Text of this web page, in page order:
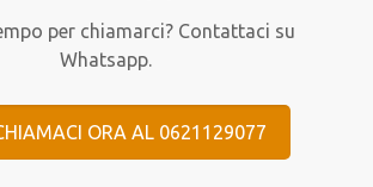
per chiamarci? Contattaci su
Whatsapp.
ORA AL 0621129077